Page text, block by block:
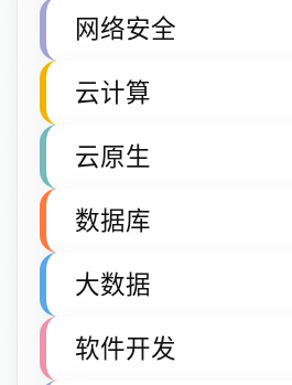
网络安全
云计算
云原生
数据库
大数据
软件开发